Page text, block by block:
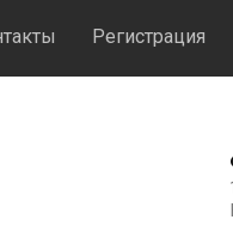
Регистрация